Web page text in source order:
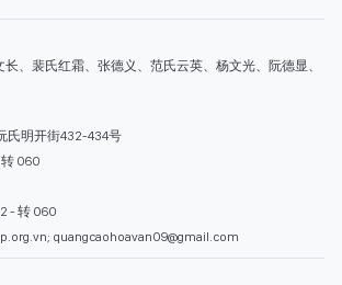
报刊局于2023年09月06日 签发第26/GP-CBC号许可